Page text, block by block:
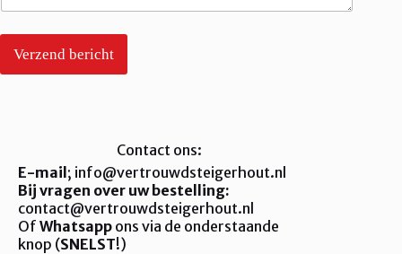
Verzend bericht
Contact ons:
E-mail; info@vertrouwdsteigerhout.nl
Bij vragen over uw bestelling:
contact@vertrouwdsteigerhout.nl
Of Whatsapp ons via de onderstaande
knop (SNELST!)